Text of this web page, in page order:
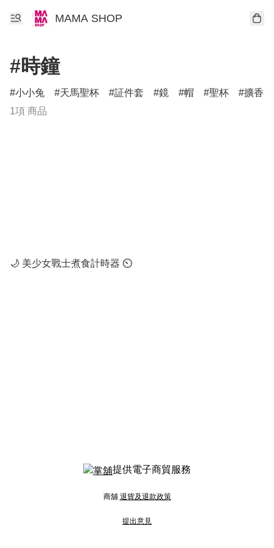
MAMA SHOP
#時鐘
小小兔 天馬聖杯 証件套 鏡 帽 聖杯
擴香石
1項 商品
🌙 美少女戰士煮食計時器 ⏲️
提供電子商貿服務
商舖 退貨及退款政策
提出意見